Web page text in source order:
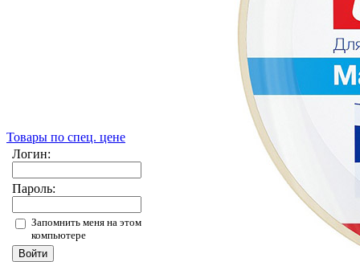
Товары по спец. цене
Логин:
Пароль:
Запомнить меня на этом
компьютере